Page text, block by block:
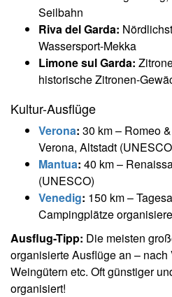
Seilbahn
Riva del Garda:
Wassersport-Mekka
Limone sul Garda:
historische Zitronen-
Kultur-Ausflüge
Verona: 30 km – Romeo
Verona, Altstadt
Mantua: 40 km –
(UNESCO)
Venedig: 150 km –
Campingplätze
Ausflug-Tipp: Die meisten
organisierte Ausflüge an – nach
Weingütern etc. Oft günstiger
organisiert!